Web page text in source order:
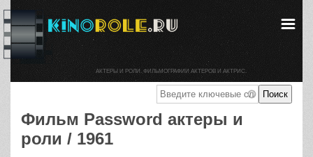
Фильм Password актеры и
роли / 1961
АКТЕРЫ И РОЛИ. ФИЛЬМОГРАФИИ АКТЕРОВ И АКТРИС.